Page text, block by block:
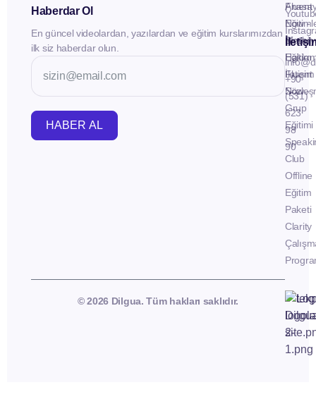
Haberdar Ol
En güncel videolardan, yazılardan ve eğitim kurslarımızdan
ilk siz haberdar olun.
HABER AL
İletişim
Fluent
Now -
Birebir
Eğitim
Fluent
Now -
Grup
Eğitimi
Club
Offline
Eğitim
Paketi
Clarity
+90
(531)
623
98
90
© 2026 Dilgua. Tüm hakları saklıdır.